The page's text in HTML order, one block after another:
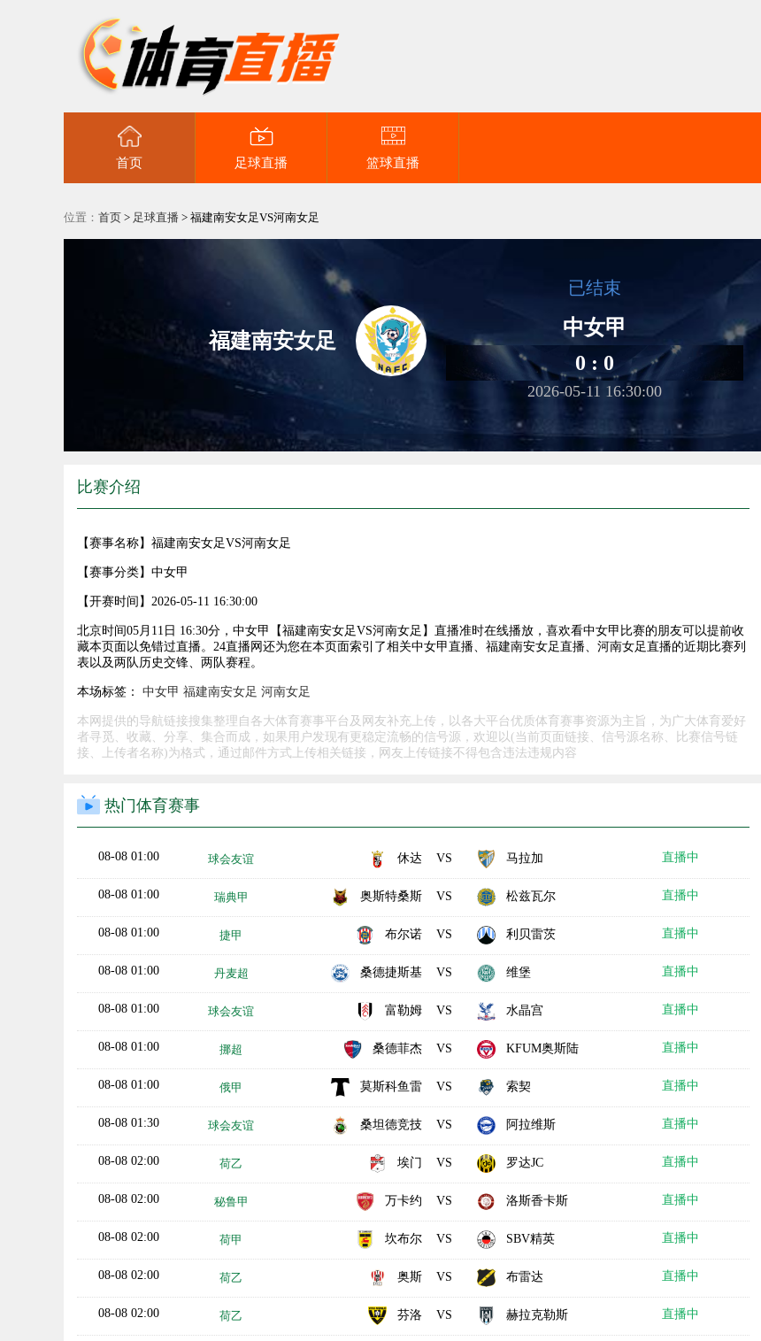
首页 足球直播 篮球直播
位置： 首页 > 足球直播 > 福建南安女足VS河南女足
福建南安女足
已结束
中女甲
0 : 0
2026-05-11 16:30:00
比赛介绍
【赛事名称】 福建南安女足VS河南女足
【赛事分类】 中女甲
【开赛时间】 2026-05-11 16:30:00
北京时间05月11日 16:30分，中女甲【福建南安女足VS河南女足】直播准时在线播放，喜欢看中女甲比赛的朋友可以提前收
藏本页面以免错过直播。24直播网还为您在本页面索引了相关中女甲直播、福建南安女足直播、河南女足直播的近期比赛列
表以及两队历史交锋、两队赛程。
本场标签： 中女甲 福建南安女足 河南女足
本网提供的导航链接搜集整理自各大体育赛事平台及网友补充上传，以各大平台优质体育赛事资源为主旨，为广大体育爱好
者寻觅、收藏、分享、集合而成，如果用户发现有更稳定流畅的信号源，欢迎以(当前页面链接、信号源名称、比赛信号链
接、上传者名称)为格式，通过邮件方式上传相关链接，网友上传链接不得包含违法违规内容
热门体育赛事
08-08 01:00 球会友谊 休达 VS 马拉加 直播中
08-08 01:00 瑞典甲 奥斯特桑斯 VS 松兹瓦尔 直播中
08-08 01:00 捷甲 布尔诺 VS 利贝雷茨 直播中
08-08 01:00 丹麦超 桑德捷斯基 VS 维堡 直播中
08-08 01:00 球会友谊 富勒姆 VS 水晶宫 直播中
08-08 01:00 挪超 桑德菲杰 VS KFUM奥斯陆 直播中
08-08 01:00 俄甲 莫斯科鱼雷 VS 索契 直播中
08-08 01:30 球会友谊 桑坦德竞技 VS 阿拉维斯 直播中
08-08 02:00 荷乙 埃门 VS 罗达JC 直播中
08-08 02:00 秘鲁甲 万卡约 VS 洛斯香卡斯 直播中
08-08 02:00 荷甲 坎布尔 VS SBV精英 直播中
08-08 02:00 荷乙 奥斯 VS 布雷达 直播中
08-08 02:00 荷乙 芬洛 VS 赫拉克勒斯 直播中